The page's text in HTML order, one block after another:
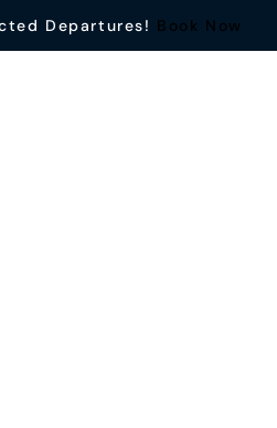
Departures! Book Now